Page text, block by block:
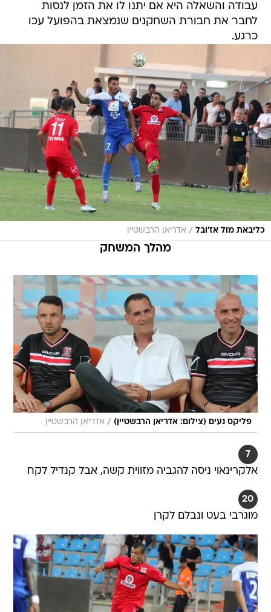
עבודה והשאלה היא אם יתנו לו את הזמן לנסות
לחבר את חבורת השחקנים שנמצאת בהפועל עכו
כרגע.
כליבאת מול אז'ובל / אדריאן הרבשטיין
מהלך המשחק
פליקס נעים (צילום: אדריאן הרבשטיין) / אדריאן הרבשטיין
7
אלקרינאוי ניסה להגביה מזווית קשה, אבל קנדיל לקח
20
מוגרבי בעט ונבלם לקרן